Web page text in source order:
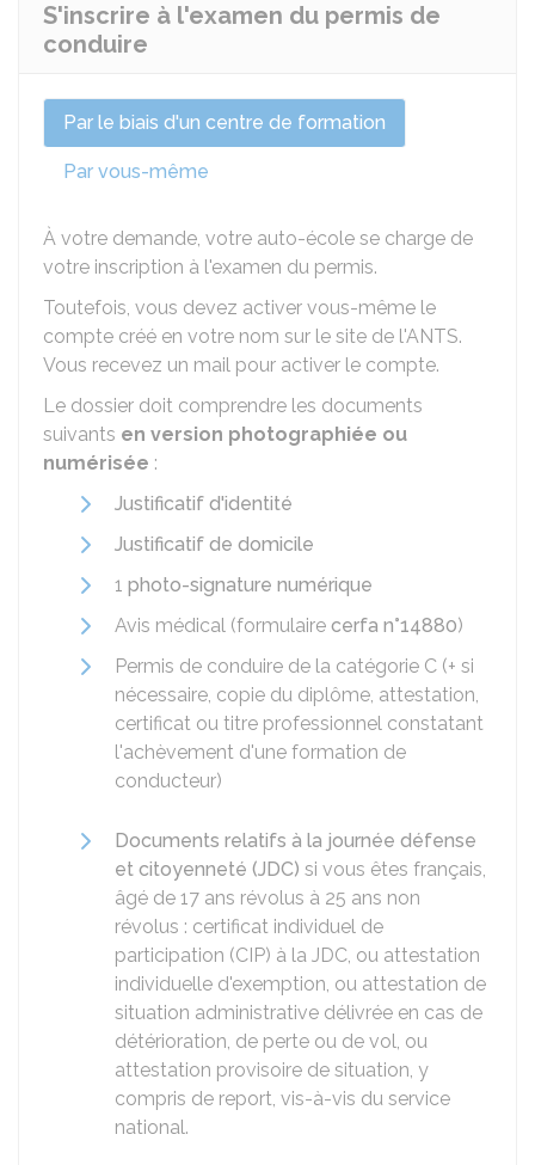
S'inscrire à l'examen du permis de
conduire
Par le biais d'un centre de formation
Par vous-même
À votre demande, votre auto-école se charge de
votre inscription à l'examen du permis.
Toutefois, vous devez activer vous-même le
compte créé en votre nom sur le site de l'ANTS.
Vous recevez un mail pour activer le compte.
Le dossier doit comprendre les documents
suivants en version photographiée ou
numérisée :
Justificatif d'identité
Justificatif de domicile
1 photo-signature numérique
Avis médical (formulaire cerfa n°14880)
Permis de conduire de la catégorie C (+ si
nécessaire, copie du diplôme, attestation,
certificat ou titre professionnel constatant
l'achèvement d'une formation de
conducteur)
Documents relatifs à la journée défense
et citoyenneté (JDC) si vous êtes français,
âgé de 17 ans révolus à 25 ans non
révolus : certificat individuel de
participation (CIP) à la JDC, ou attestation
individuelle d'exemption, ou attestation de
situation administrative délivrée en cas de
détérioration, de perte ou de vol, ou
attestation provisoire de situation, y
compris de report, vis-à-vis du service
national.